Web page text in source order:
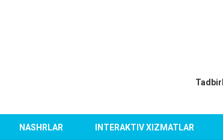
NASHRLAR INTERAKTIV XIZMATLAR